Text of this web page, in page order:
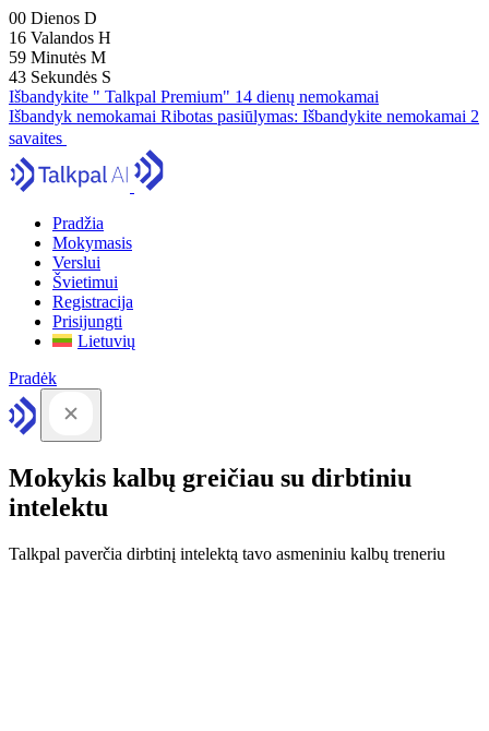
00 Dienos D
16 Valandos H
59 Minutės M
41 Sekundės S
Išbandykite " Talkpal Premium" 14 dienų nemokamai
Išbandyk nemokamai Ribotas pasiūlymas: Išbandykite nemokamai 2
savaites
Pradžia
Mokymasis
Verslui
Švietimui
Registracija
Prisijungti
Lietuvių
Pradėk
Mokykis kalbų greičiau su dirbtiniu
intelektu
Talkpal paverčia dirbtinį intelektą tavo asmeniniu kalbų treneriu